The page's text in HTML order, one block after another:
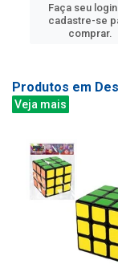
Faça seu
cadastre-se
comprar.
Produtos em
Veja mais